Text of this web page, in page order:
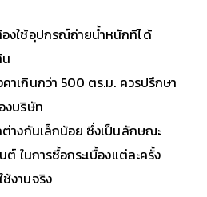
งใช้อุปกรณ์ถ่ายน้ำหนักทีได้
าเกินกว่า 500 ตร.ม. ควรปรึกษา
งบริษัท
ต่างกันเล็กน้อย ซึ่งเป็นลักษณะ
ต์ ในการซื้อกระเบื้องแต่ละครั้ง
งานจริง